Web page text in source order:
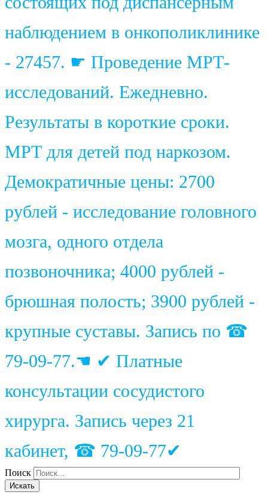
наблюдением в онкополиклинике
- 27457. ☛ Проведение МРТ-
исследований. Ежедневно.
Результаты в короткие сроки.
МРТ для детей под наркозом.
Демократичные цены: 2700
рублей - исследование головного
мозга, одного отдела
позвоночника; 4000 рублей -
брюшная полость; 3900 рублей -
крупные суставы. Запись по ☎
79-09-77.☚ ✔ Платные
консультации сосудистого
хирурга. Запись через 21
кабинет, ☎ 79-09-77✔
Поиск
Искать